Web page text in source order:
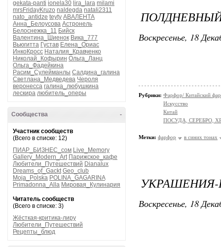
gekata-panti ionela30 lira_lara milami
mrsFridayKruzo naldegda natali2311
nato_antidze teyty АВАЛЕНТА
Анна_Белоусова Астронель
Белоснежка_11 Бийск
Валентина_Шиенок Вика_777
Вьюгитта Густав Елена_Ориас
ИнкоКросс Наталия_Кравченко
Николай_Кофырин Ольга_Ланц
Ольга_Фадейкина
Расим_Сулейманлы Салдина_галина
Светлана_Медведева Чероля
веронесса галина_любушкина
лескира любитель_оперы
-
Сообщества
Участник сообществ
(Всего в списке: 12)
ПИАР_БИЗНЕС_сом Live_Memory
Gallery_Modern_Art Парижское_кафе
Любители_Путешествий Dianalux
Dreams_of_Gackt Geo_club
Moja_Polska POLINA_GAGARINA
Primadonna_Alla Мировая_Кулинария
Читатель сообществ
(Всего в списке: 3)
Жёсткая-критика-лиру
Любители_Путешествий
Рецепты_блюд
Воскресенье, 18
Рубрики: Фарфор/ Китайский
Искусство
Китай
ПОСУДА, СЕРЕБРО,
Метки: фарфор в синих тонах
УКРАШЕНИЯ-
Воскресенье, 18